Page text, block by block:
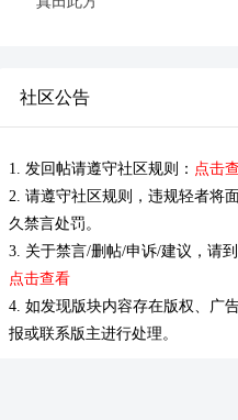
社区公告
1. 发回帖请遵守社区规则： 点击
2. 请遵守社区规则，违规轻者将
久禁言处罚。
3. 关于禁言/删帖/申诉/建议，请
点击查看
4. 如发现版块内容存在版权、广
报或联系版主进行处理。